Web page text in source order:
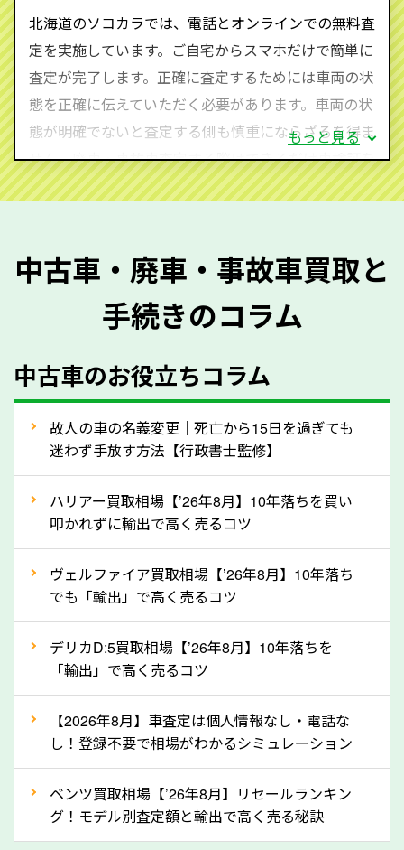
590-870）までお問い合わせ下さい。
査定・ご相談・見積もりはすべて無料で行います。安
心してお問い合わせください。
北海道のソコカラでは、電話とオンラインでの無料査
定を実施しています。ご自宅からスマホだけで簡単に
査定が完了します。正確に査定するためには車両の状
態を正確に伝えていただく必要があります。車両の状
態が明確でないと査定する側も慎重にならざるを得ま
せん。廃車・事故車査定する際はできるだけ車検証を
ご準備ください。車検証があることで車両状態や年式
質問させていただく内容は以下の通りとなります。
メーカー／車種
型式／グレード
走行距離（例：約〇万キロ）
車検の満了日
内装や外装の状態
定を行い高価買取価格をつけやすくなります。
ってきます！
自動車税の還付金は、先に年払いしていた自動車税が
月割りで返還されるものです。ですから、自動車税の
還付金は早めに売却するほど多く還付されます。不要
な車は早めに廃車手続きをしたほうが良いでしょう。
③自動車税の還付金の扱いについて確認し
ましょう！
車を廃車にすると、自動車税の還付金を受け取ること
ができる場合があります。廃車買取業者の中には、還
もっと見る
中古車・廃車・事故車買取と
手続きのコラム
中古車のお役立ちコラム
故人の車の名義変更｜死亡から15日を過ぎても
迷わず手放す方法【行政書士監修】
ハリアー買取相場【’26年8月】10年落ちを買い
叩かれずに輸出で高く売るコツ
ヴェルファイア買取相場【’26年8月】10年落ち
でも「輸出」で高く売るコツ
デリカD:5買取相場【’26年8月】10年落ちを
「輸出」で高く売るコツ
【2026年8月】車査定は個人情報なし・電話な
し！登録不要で相場がわかるシミュレーション
ベンツ買取相場【’26年8月】リセールランキン
グ！モデル別査定額と輸出で高く売る秘訣